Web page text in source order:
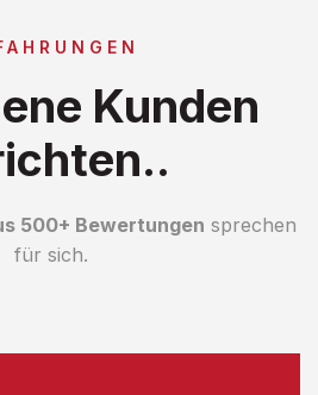
Kunden
500+ Bewertungen sprechen
für sich.